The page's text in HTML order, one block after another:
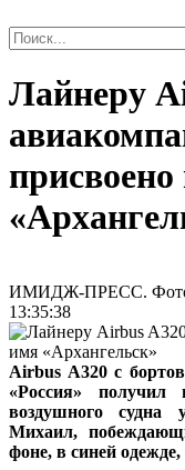
Лайнеру
ИМИДЖ-ПРЕСС. Фото
13:35:38
Airbus A320 с
«Россия» получил
воздушного судна
Михаил,
фоне, в синей